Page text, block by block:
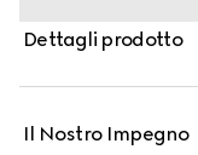
selezione di
Dettagli prodotto
Il Nostro Impegno